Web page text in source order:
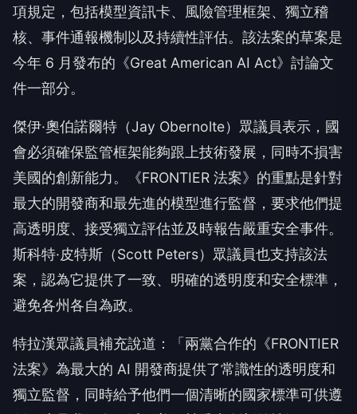
項規定，包括模型資訊卡、風險管理框架、獨立稽
核、事件通報機制以及持續性評估。該法案的草案是
今年 6 月發布的《Great American AI Act》討論文
件一部分。
傑伊·奧伯諾爾特（Jay Obernolte）眾議員表示，國
會必須確保監管框架能夠跟上技術發展，同時不損害
美國的創新能力。《FRONTIER 法案》的重點是針對
最大的開發商和最先進的模型進行監督，要求他們提
高透明度、接受獨立評估並及時報告嚴重安全事件。
斯科特·皮特斯（Scott Peters）眾議員也支持該法
案，認為它提供了一致、明確的透明度和安全標準，
避免各州各自為政。
特拉漢眾議員補充說道：「兩黨合作的《FRONTIER
法案》為最大的 AI 開發商提供了常識性的透明度和
獨立監督，同時給予他們一個清晰的國家標準可供遵